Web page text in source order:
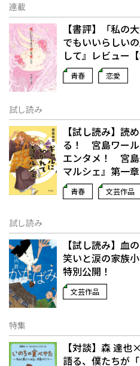
連載
【書評】「私の
でもいいらしいの
して』レビュー
青春 恋愛
試し読み
【試し読み】読
る！ 宮島ワール
エンタメ！ 宮島
マルシェ』第一
青春 文芸作品
試し読み
【試し読み】血
笑いと涙の家族小
特別公開！
文芸作品
特集
【対談】森 達
語る、僕たちが